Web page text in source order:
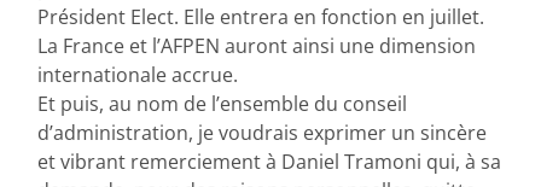
Président Elect. Elle entrera en fonction en juillet.
La France et l’AFPEN auront ainsi une dimension
internationale accrue.
Et puis, au nom de l’ensemble du conseil
d’administration, je voudrais exprimer un sincère
et vibrant remerciement à Daniel Tramoni qui, à sa